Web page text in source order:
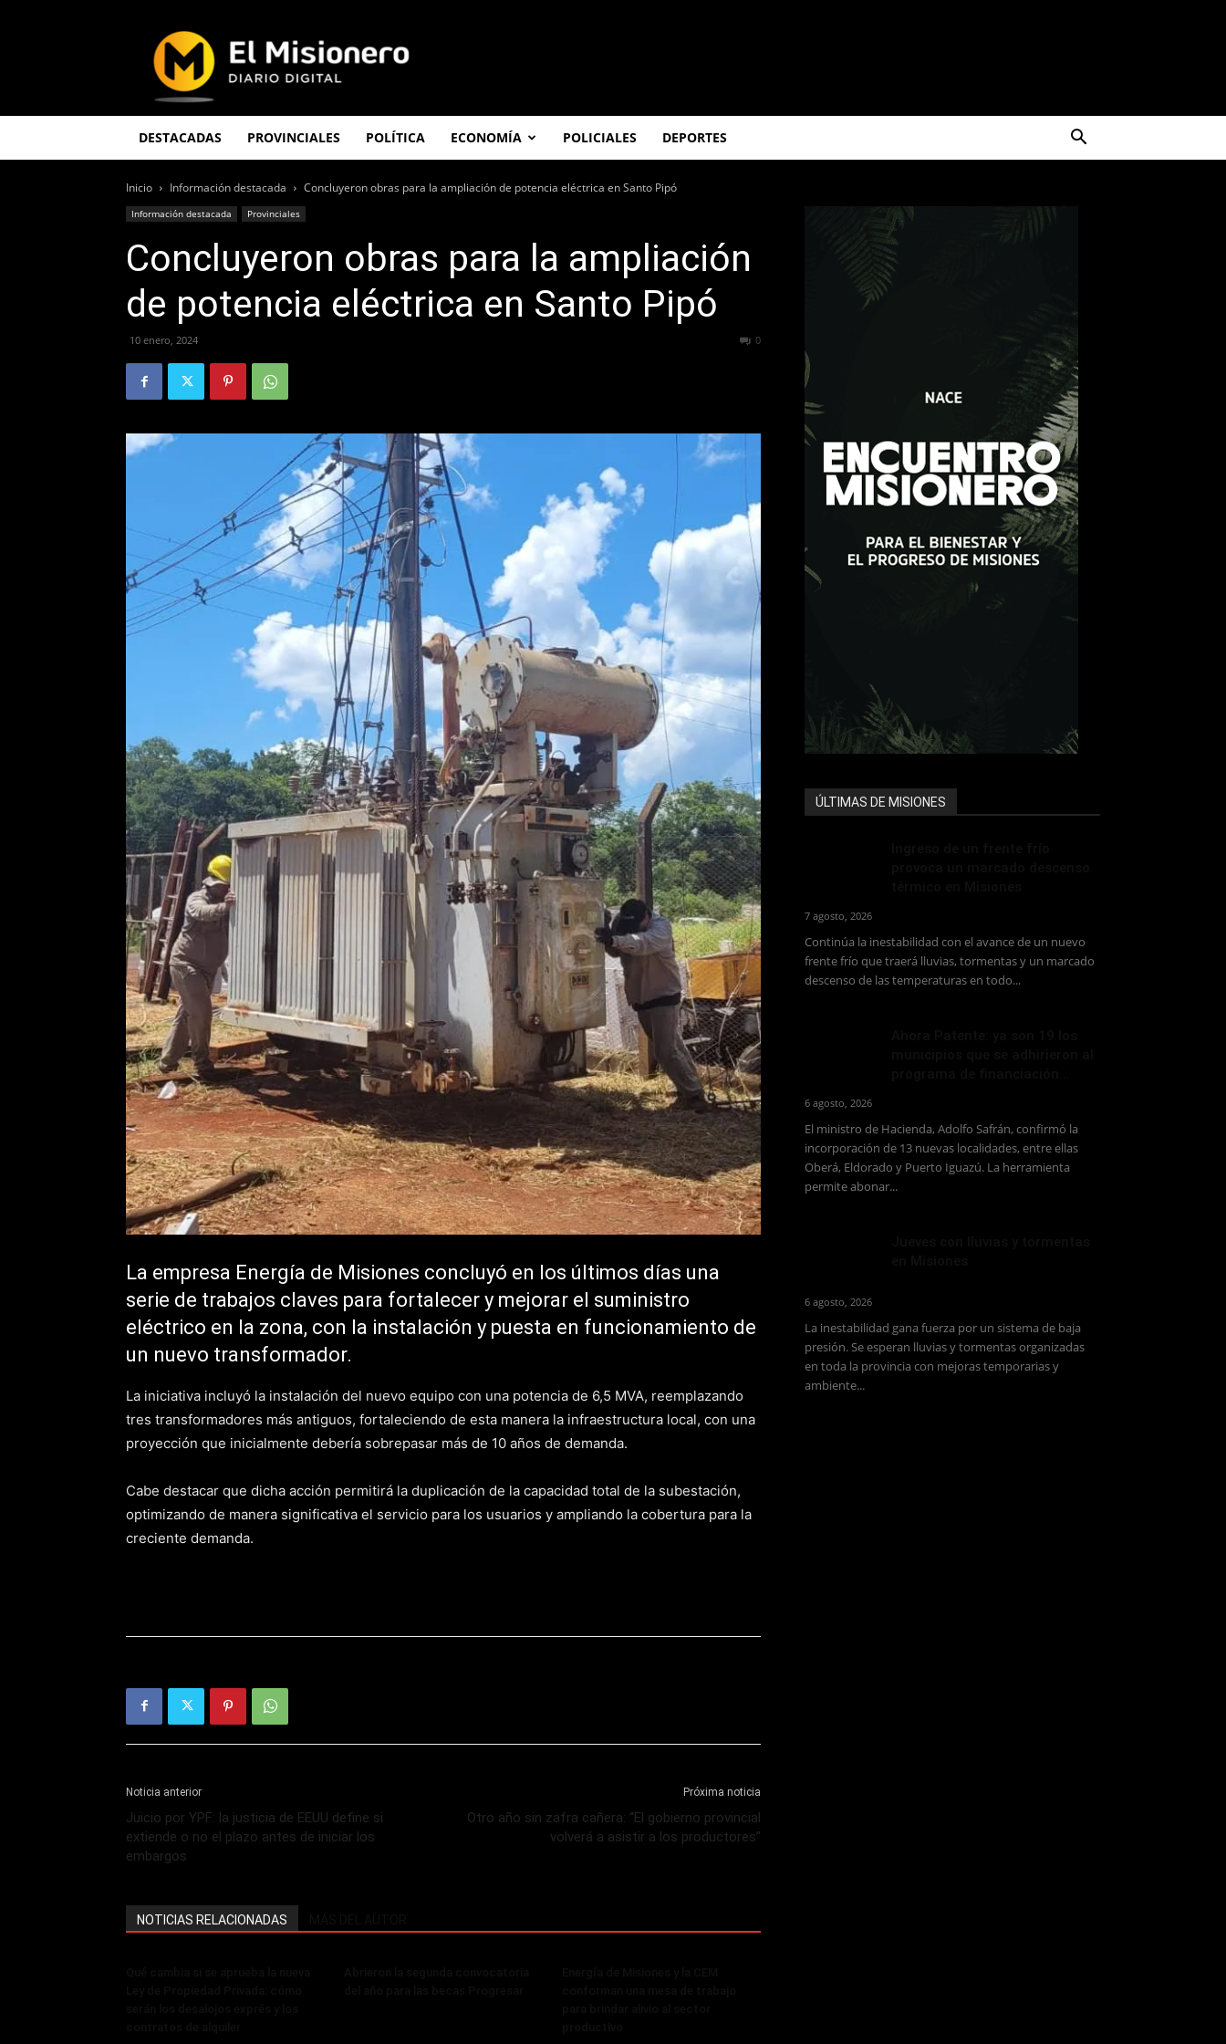
Misionero
DESTACADAS PROVINCIALES POLÍTICA ECONOMÍA POLICIALES DEPORTES
Inicio Información destacada Concluyeron obras para la ampliación de potencia eléctrica en Santo Pipó
Información destacada Provinciales
Concluyeron obras para la ampliación
de potencia eléctrica en Santo Pipó
10 enero, 2024 0
La empresa Energía de Misiones concluyó en los últimos días una
serie de trabajos claves para fortalecer y mejorar el suministro
eléctrico en la zona, con la instalación y puesta en funcionamiento de
un nuevo transformador.
La iniciativa incluyó la instalación del nuevo equipo con una potencia de 6,5 MVA, reemplazando
tres transformadores más antiguos, fortaleciendo de esta manera la infraestructura local, con una
proyección que inicialmente debería sobrepasar más de 10 años de demanda.
Cabe destacar que dicha acción permitirá la duplicación de la capacidad total de la subestación,
optimizando de manera significativa el servicio para los usuarios y ampliando la cobertura para la
creciente demanda.
Noticia anterior
Juicio por YPF: la justicia de EEUU define si
extiende o no el plazo antes de iniciar los
embargos
Próxima noticia
Otro año sin zafra cañera: “El gobierno provincial
volverá a asistir a los productores”
NOTICIAS RELACIONADAS
ÚLTIMAS DE MISIONES
7 agosto, 2026
Continúa la inestabilidad con el avance de un nuevo
frente frío que traerá lluvias, tormentas y un marcado
descenso de las temperaturas en todo...
6 agosto, 2026
El ministro de Hacienda, Adolfo Safrán, confirmó la
incorporación de 13 nuevas localidades, entre ellas
Oberá, Eldorado y Puerto Iguazú. La herramienta
permite abonar...
6 agosto, 2026
La inestabilidad gana fuerza por un sistema de baja
presión. Se esperan lluvias y tormentas organizadas
en toda la provincia con mejoras temporarias y
ambiente...